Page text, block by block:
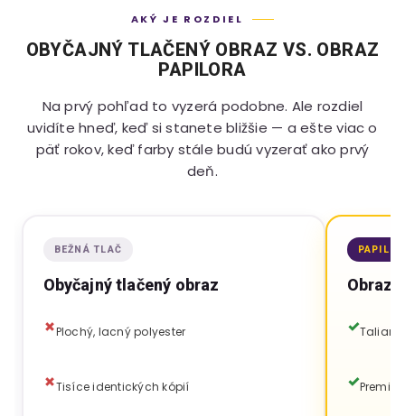
AKÝ JE ROZDIEL
OBYČAJNÝ TLAČENÝ OBRAZ VS. OBRAZ
PAPILORA
Na prvý pohľad to vyzerá podobne. Ale rozdiel
uvidíte hneď, keď si stanete bližšie — a ešte viac o
päť rokov, keď farby stále budú vyzerať ako prvý
deň.
BEŽNÁ TLAČ
Obyčajný tlačený obraz
Plochý, lacný polyester
Tisíce identických kópií
Obraz